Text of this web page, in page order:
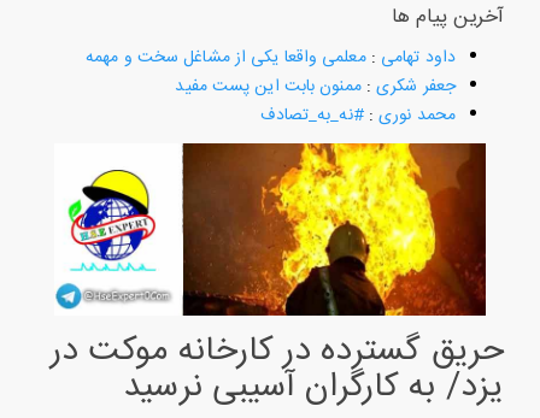
آخرین پیام ها
داود تهامی:معلمی واقعا یکی از مشاغل سخت و مهمه
جعفر شکری:ممنون بابت این پست مفید
محمد نوری:#نه_به_تصادف
حریق گسترده در کارخانه موکت در
یزد/ به کارگران آسیبی نرسید